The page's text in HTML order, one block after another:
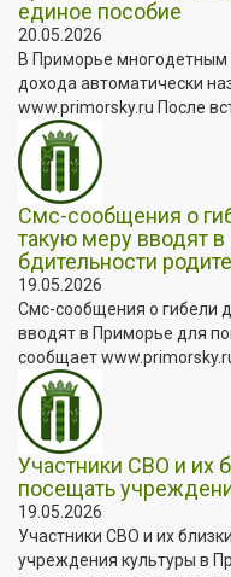
единое пособие
20.05.2026
В Приморье
дохода автоматически
www.primorsky.ru После
Смс-сообщения о
такую меру вводят
бдительности
19.05.2026
Смс-сообщения о гибели
вводят в Приморье для
сообщает
Участники СВО и их
посещать
19.05.2026
Участники СВО и их
учреждения культуры в